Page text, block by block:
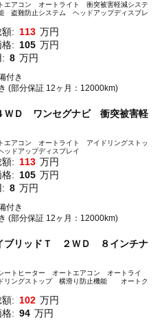
アコン オートライト 衝突被害軽減システ
盗難防止システム ヘッドアップディスプレ
: 113 万円
: 105 万円
8 万円
付き
(部分保証 12ヶ月：12000km)
ＷＤ ワンセグナビ 衝突被害軽
アコン オートライト アイドリングストッ
ドアップディスプレイ
: 113 万円
: 105 万円
8 万円
付き
(部分保証 12ヶ月：12000km)
ブリッドＴ ２ＷＤ ８インチナ
トヒーター オートエアコン オートライ
リングストップ 横滑り防止機能 オートク
: 102 万円
: 94 万円